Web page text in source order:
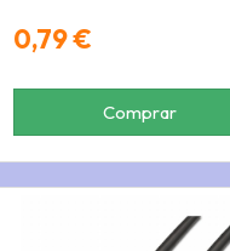
0,79 €
Comprar